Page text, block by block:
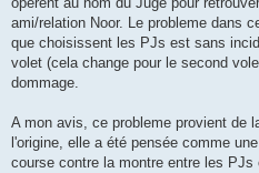
ami/relation Noor. Le probleme dans
que choisissent les PJs est sans
volet (cela change pour le second
dommage.
A mon avis, ce probleme provient de
l'origine, elle a été pensée comme
course contre la montre entre les